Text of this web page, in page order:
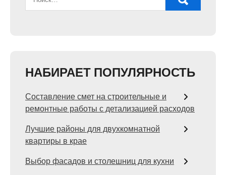
НАБИРАЕТ ПОПУЛЯРНОСТЬ
Составление смет на строительные и
ремонтные работы с детализацией расходов
Лучшие районы для двухкомнатной
квартиры в крае
Выбор фасадов и столешниц для кухни